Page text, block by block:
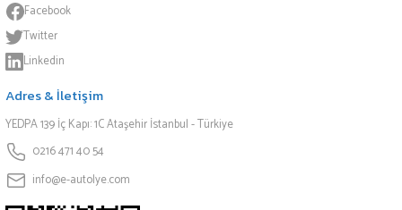
Facebook
Twitter
Linkedin
Adres & İletişim
YEDPA 139 İç Kapı: 1C Ataşehir İstanbul - Türkiye
0216 471 40 54
info@e-autolye.com